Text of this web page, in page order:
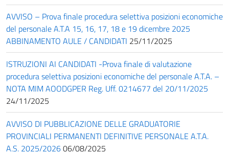
AVVISO – Prova finale procedura selettiva posizioni economiche
del personale A.T.A 15, 16, 17, 18 e 19 dicembre 2025
ABBINAMENTO AULE / CANDIDATI 25/11/2025
ISTRUZIONI AI CANDIDATI -Prova finale di valutazione
procedura selettiva posizioni economiche del personale A.T.A. –
NOTA MIM AOODGPER Reg. Uff. 0214677 del 20/11/2025
24/11/2025
AVVISO DI PUBBLICAZIONE DELLE GRADUATORIE
PROVINCIALI PERMANENTI DEFINITIVE PERSONALE A.T.A.
A.S. 2025/202606/08/2025